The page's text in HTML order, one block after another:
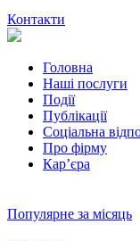
Контакти
Головна
Наші послуги
Події
Публікації
Соціальна
Про фiрму
Кар’єра
Популярне за місяць